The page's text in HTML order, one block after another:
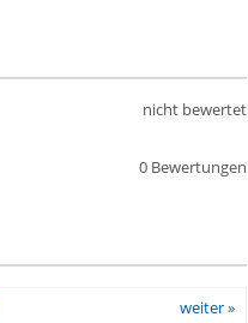
0 Bewertungen
nicht bewertet
weiter »